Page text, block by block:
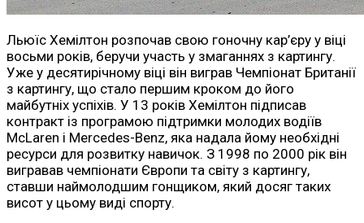
Льюїс Хемілтон розпочав свою гоночну кар’єру у віці
восьми років, беручи участь у змаганнях з картингу.
Уже у десятирічному віці він виграв Чемпіонат Британії
з картингу, що стало першим кроком до його
майбутніх успіхів. У 13 років Хемілтон підписав
контракт із програмою підтримки молодих водіїв
McLaren і Mercedes-Benz, яка надала йому необхідні
ресурси для розвитку навичок. З 1998 по 2000 рік він
вигравав чемпіонати Європи та світу з картингу,
ставши наймолодшим гонщиком, який досяг таких
висот у цьому виді спорту.